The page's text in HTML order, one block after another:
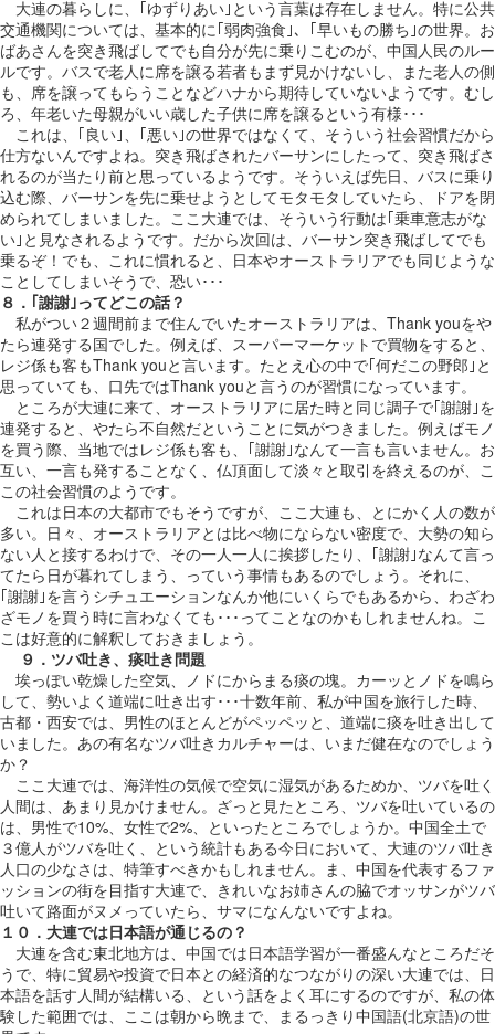
大連の暮らしに、｢ゆずりあい｣という言葉は存在しません。特に公共
交通機関については、基本的に｢弱肉強食｣、｢早いもの勝ち｣の世界。お
ばあさんを突き飛ばしてでも自分が先に乗りこむのが、中国人民のルー
ルです。バスで老人に席を譲る若者もまず見かけないし、また老人の側
も、席を譲ってもらうことなどハナから期待していないようです。むし
ろ、年老いた母親がいい歳した子供に席を譲るという有様･･･
これは、｢良い｣、｢悪い｣の世界ではなくて、そういう社会習慣だから
仕方ないんですよね。突き飛ばされたバーサンにしたって、突き飛ばさ
れるのが当たり前と思っているようです。そういえば先日、バスに乗り
込む際、バーサンを先に乗せようとしてモタモタしていたら、ドアを閉
められてしまいました。ここ大連では、そういう行動は｢乗車意志がな
い｣と見なされるようです。だから次回は、バーサン突き飛ばしてでも
乗るぞ！でも、これに慣れると、日本やオーストラリアでも同じような
ことしてしまいそうで、恐い･･･
８．｢謝謝｣ってどこの話？
私がつい２週間前まで住んでいたオーストラリアは、Thank youをや
たら連発する国でした。例えば、スーパーマーケットで買物をすると、
レジ係も客もThank youと言います。たとえ心の中で｢何だこの野郎｣と
思っていても、口先ではThank youと言うのが習慣になっています。
ところが大連に来て、オーストラリアに居た時と同じ調子で｢謝謝｣を
連発すると、やたら不自然だということに気がつきました。例えばモノ
を買う際、当地ではレジ係も客も、｢謝謝｣なんて一言も言いません。お
互い、一言も発することなく、仏頂面して淡々と取引を終えるのが、こ
この社会習慣のようです。
これは日本の大都市でもそうですが、ここ大連も、とにかく人の数が
多い。日々、オーストラリアとは比べ物にならない密度で、大勢の知ら
ない人と接するわけで、その一人一人に挨拶したり、｢謝謝｣なんて言っ
てたら日が暮れてしまう、っていう事情もあるのでしょう。それに、
｢謝謝｣を言うシチュエーションなんか他にいくらでもあるから、わざわ
ざモノを買う時に言わなくても･･･ってことなのかもしれませんね。こ
こは好意的に解釈しておきましょう。
９．ツバ吐き、痰吐き問題
埃っぽい乾燥した空気、ノドにからまる痰の塊。カーッとノドを鳴ら
して、勢いよく道端に吐き出す･･･十数年前、私が中国を旅行した時、
古都・西安では、男性のほとんどがペッペッと、道端に痰を吐き出して
いました。あの有名なツバ吐きカルチャーは、いまだ健在なのでしょう
か？
ここ大連では、海洋性の気候で空気に湿気があるためか、ツバを吐く
人間は、あまり見かけません。ざっと見たところ、ツバを吐いているの
は、男性で10%、女性で2%、といったところでしょうか。中国全土で
３億人がツバを吐く、という統計もある今日において、大連のツバ吐き
人口の少なさは、特筆すべきかもしれません。ま、中国を代表するファ
ッションの街を目指す大連で、きれいなお姉さんの脇でオッサンがツバ
吐いて路面がヌメっていたら、サマになんないですよね。
１０．大連では日本語が通じるの？
大連を含む東北地方は、中国では日本語学習が一番盛んなところだそ
うで、特に貿易や投資で日本との経済的なつながりの深い大連では、日
本語を話す人間が結構いる、という話をよく耳にするのですが、私の体
験した範囲では、ここは朝から晩まで、まるっきり中国語(北京語)の世